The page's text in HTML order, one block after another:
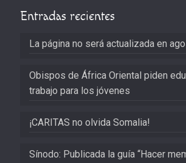
Entradas recientes
La página no será actualizada en
Obispos de África Oriental piden
trabajo para los jóvenes
¡CARITAS no olvida Somalia!
Sínodo: Publicada la guía “Hacer